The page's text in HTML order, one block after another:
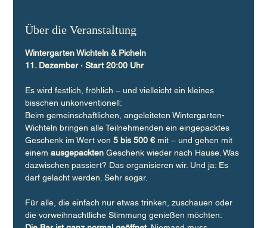
Über die Veranstaltung
Wintergarten Wichteln & Picheln
11. Dezember · Start 20:00 Uhr
Es wird festlich, fröhlich – und vielleicht ein kleines
bisschen unkonventionell:
Beim gemeinschaftlichen, angeleiteten Wintergarten-
Wichteln bringen alle Teilnehmenden ein eingepacktes
Geschenk im Wert von 5 bis 500 € mit – und gehen mit
einem ausgepackten Geschenk wieder nach Hause. Was
dazwischen passiert? Das organisieren wir. Und ja: Es
darf gelacht werden. Sehr sogar.
Für alle, die einfach nur etwas trinken, zuschauen oder
die vorweihnachtliche Stimmung genießen möchten: